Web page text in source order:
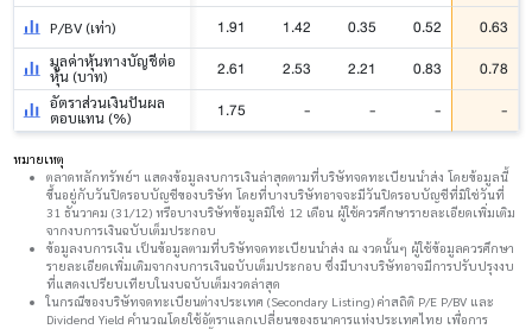
P/BV (เท่า) 1.91 1.42 0.35 0.52 0.63
มูลค่าหุ้นทางบัญชีต่อ
หุ้น (บาท)
2.61 2.53 2.21 0.83 0.78
อัตราส่วนเงินปันผล
ตอบแทน (%)
1.75 - - - -
หมายเหตุ
ตลาดหลักทรัพย์ฯ แสดงข้อมูลงบการเงินล่าสุดตามที่บริษัทจดทะเบียนนำส่ง โดยข้อมูลนี้
ขึ้นอยู่กับวันปิดรอบบัญชีของบริษัท โดยที่บางบริษัทอาจจะมีวันปิดรอบบัญชีที่มิใช่วันที่
31 ธันวาคม (31/12) หรือบางบริษัทข้อมูลมิใช่ 12 เดือน ผู้ใช้ควรศึกษารายละเอียดเพิ่มเติม
จากงบการเงินฉบับเต็มประกอบ
ข้อมูลงบการเงิน เป็นข้อมูลตามที่บริษัทจดทะเบียนนำส่ง ณ งวดนั้นๆ ผู้ใช้ข้อมูลควรศึกษา
รายละเอียดเพิ่มเติมจากงบการเงินฉบับเต็มประกอบ ซึ่งมีบางบริษัทอาจมีการปรับปรุงงบ
ที่แสดงเปรียบเทียบในงบฉบับเต็มงวดล่าสุด
ในกรณีของบริษัทจดทะเบียนต่างประเทศ (Secondary Listing) ค่าสถิติ P/E P/BV และ
Dividend Yield คำนวณโดยใช้อัตราแลกเปลี่ยนของธนาคารแห่งประเทศไทย เพื่อการ